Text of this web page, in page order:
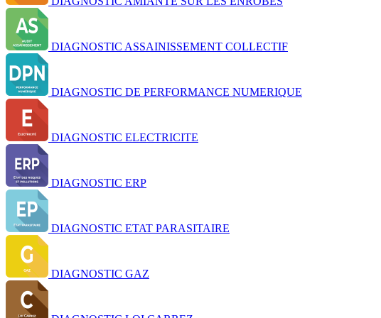
DIAGNOSTIC ASSAINISSEMENT COLLECTIF
DIAGNOSTIC DE PERFORMANCE NUMERIQUE
DIAGNOSTIC ELECTRICITE
DIAGNOSTIC ERP
DIAGNOSTIC ETAT PARASITAIRE
DIAGNOSTIC GAZ